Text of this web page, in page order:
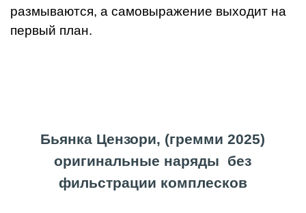
размываются, а самовыражение выходит на
первый план.
Бьянка Цензори, (гремми 2025)
оригинальные наряды без
фильстрации комплесков